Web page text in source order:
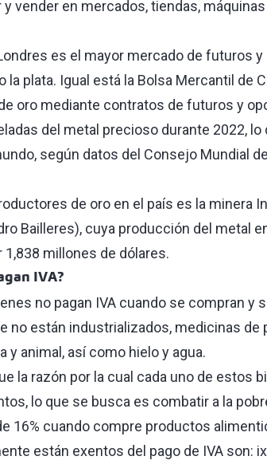
vender en mercados, tiendas,
es el mayor mercado de futuros
plata. Igual está la Bolsa Mercantil de
oro mediante contratos de futuros y
del metal precioso durante 2022,
según datos del Consejo Mundial
de oro en el país es la minera
Bailleres), cuya producción del metal
millones de dólares.
IVA?
no pagan IVA cuando se compran y
no están industrializados, medicinas
y animal, así como hielo y agua.
la razón por la cual cada uno de estos
lo que se busca es combatir a la
16% cuando compre productos
están exentos del pago de IVA son: